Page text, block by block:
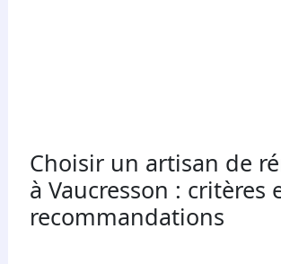
Choisir un artisan de
à Vaucresson : critères
recommandations